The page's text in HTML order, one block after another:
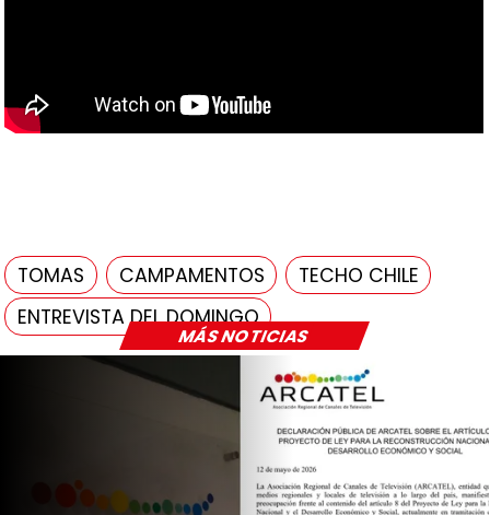
MÁS NOTICIAS
TOMAS CAMPAMENTOS
TECHO CHILE
ENTREVISTA DEL DOMINGO